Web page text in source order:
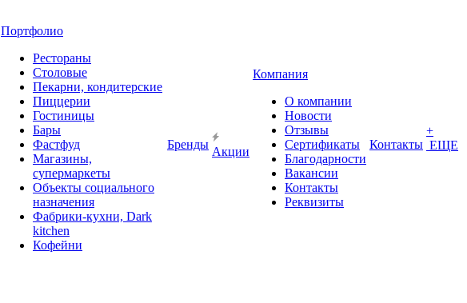
Портфолио
Рестораны
Столовые
Пекарни, кондитерские
Пиццерии
Гостиницы
Бары
Фастфуд
Магазины,
супермаркеты
Объекты социального
назначения
Фабрики-кухни, Dark
kitchen
Кофейни
Бренды
Акции
Компания
О компании
Новости
Отзывы
Сертификаты
Благодарности
Вакансии
Контакты
Реквизиты
Контакты
+
ЕЩЕ